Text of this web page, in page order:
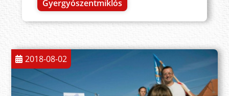
Gyergyószentmiklós
2018-08-02